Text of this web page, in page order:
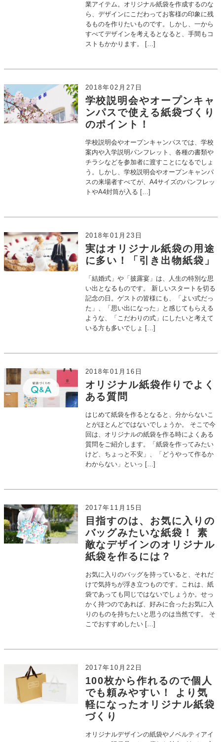
業アイテム。オリジナル紙袋を作成するのな
ら、デザインにこだわってお客様の印象に残
るものを作りたいものです。しかし、一から
すべてデザインを考えるとなると、手間もコ
ストもかかります。 […]
学校説明会やオープンキャ
ンパスで使える紙袋づくり
のポイント！
2018年02月27日
学校説明会やオープンキャンパスでは、学校
案内や入学説明パンフレット、各種の書類や
チラシなどを参加者に渡すことになるでしょ
う。しかし、学校説明会やオープンキャンパ
スの来場者すべてが、A4サイズのパンフレッ
トやA4封筒が入る […]
実はオリジナル紙袋の用途
に多い！「引き出物紙袋」
2018年01月23日
「結婚式」や「披露宴」は、人生の特別な思
い出となるものです。 新しいスタートを切る
記念の日。ゲストの皆様にも、「よい式だっ
た」、「思い出になった」と感じてもらえる
ような、「こだわりの式」にしたいと考えて
いる方も多いでしょ […]
オリジナル紙袋作りでよく
ある質問
2018年01月16日
はじめて紙袋を作るとなると、分からないこ
とがほとんどではないでしょうか。 そこで今
回は、オリジナルの紙袋を作る時によくある
質問をご紹介します。「紙袋を作ってみたい
けど、ちょっと不安」、「どうやって作るか
わからない」といっ […]
目指すのは、お気に入りの
バッグみたいな紙袋！ 素
敵なデザインのオリジナル
紙袋を作るには？
2017年11月15日
お気に入りのバッグを持っていると、それだ
けで気持ちが浮き立つものです。これは、紙
袋であっても同じではないでしょうか。せっ
かく持つのであれば、好みに合ったお気に入
りのものを持ちたいと思うのは当然です。 そ
こでおすすめしたい […]
100枚から作れるので個人
でも頼みやすい！ より気
軽になったオリジナル紙袋
づくり
2017年10月22日
オリジナルデザインの紙袋やノベルティアイ